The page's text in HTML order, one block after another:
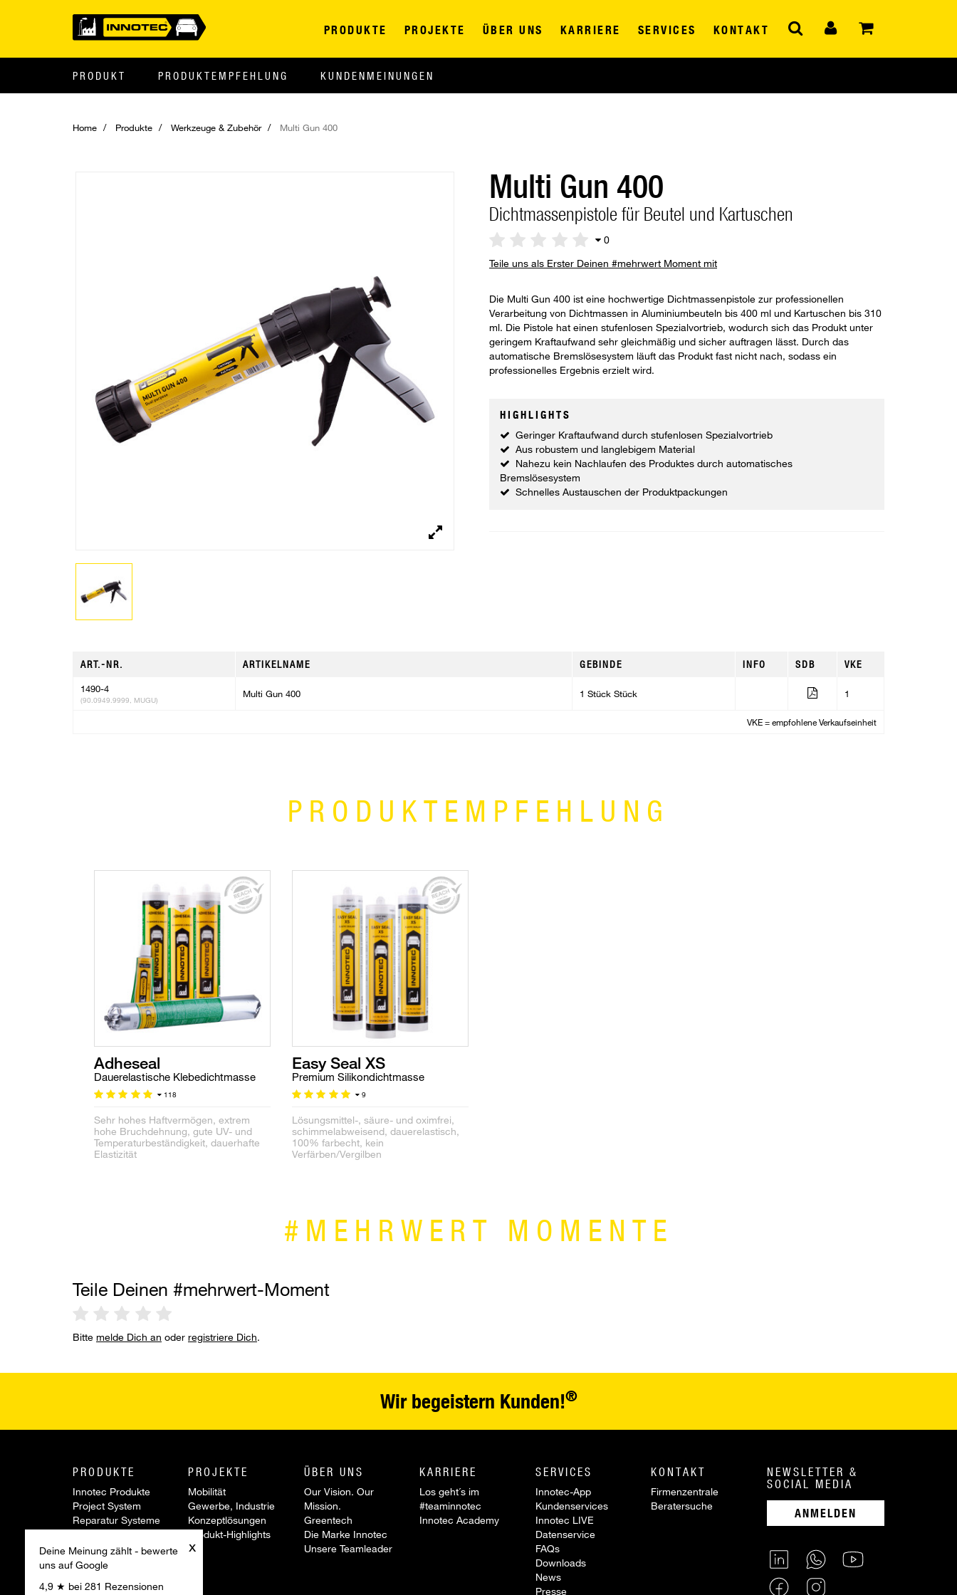
PRODUKTE PROJEKTE ÜBER UNS KARRIERE SERVICES KONTAKT
PRODUKT PRODUKTEMPFEHLUNG KUNDENMEINUNGEN
Home Produkte Werkzeuge & Zubehör Multi Gun 400
x
Deine Meinung zählt - bewerte
uns auf Google
4,9 ★ bei 281 Rezensionen
Multi Gun 400
Dichtmassenpistole für Beutel und Kartuschen
0
Teile uns als Erster Deinen #mehrwert Moment mit
Die Multi Gun 400 ist eine hochwertige Dichtmassenpistole zur professionellen
Verarbeitung von Dichtmassen in Aluminiumbeuteln bis 400 ml und Kartuschen bis 310
ml. Die Pistole hat einen stufenlosen Spezialvortrieb, wodurch sich das Produkt unter
geringem Kraftaufwand sehr gleichmäßig und sicher auftragen lässt. Durch das
automatische Bremslösesystem läuft das Produkt fast nicht nach, sodass ein
professionelles Ergebnis erzielt wird.
HIGHLIGHTS
Geringer Kraftaufwand durch stufenlosen Spezialvortrieb
Aus robustem und langlebigem Material
Nahezu kein Nachlaufen des Produktes durch automatisches
Bremslösesystem
Schnelles Austauschen der Produktpackungen
ART.-NR. ARTIKELNAME GEBINDE INFO SDB VKE
1490-4
(90.0949.9999, MUGU)
Multi Gun 400 1 Stück Stück 1
VKE = empfohlene Verkaufseinheit
PRODUKTEMPFEHLUNG
Adheseal
Dauerelastische Klebedichtmasse
118
Sehr hohes Haftvermögen, extrem
hohe Bruchdehnung, gute UV- und
Temperaturbeständigkeit, dauerhafte
Elastizität
Easy Seal XS
Premium Silikondichtmasse
9
Lösungsmittel-, säure- und oximfrei,
schimmelabweisend, dauerelastisch,
100% farbecht, kein
Verfärben/Vergilben
#MEHRWERT MOMENTE
Teile Deinen #mehrwert-Moment
Bitte melde Dich an oder registriere Dich.
Wir begeistern Kunden!®
PRODUKTE
Innotec Produkte
Project System
Reparatur Systeme
Zubehör
Sonderartikel
Innovationen
PROJEKTE
Mobilität
Gewerbe, Industrie
Konzeptlösungen
Produkt-Highlights
ÜBER UNS
Our Vision. Our
Mission.
Greentech
Die Marke Innotec
Unsere Teamleader
KARRIERE
Los geht´s im
#teaminnotec
Innotec Academy
SERVICES
Innotec-App
Kundenservices
Innotec LIVE
Datenservice
FAQs
Downloads
News
Presse
KONTAKT
Firmenzentrale
Beratersuche
NEWSLETTER &
SOCIAL MEDIA
ANMELDEN